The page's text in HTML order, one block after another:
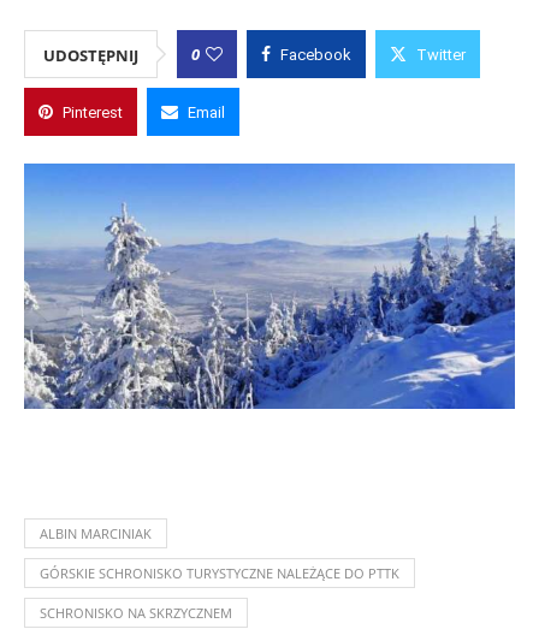
UDOSTĘPNIJ 0 Facebook Twitter
Pinterest Email
ALBIN MARCINIAK
GÓRSKIE SCHRONISKO TURYSTYCZNE NALEŻĄCE DO PTTK
SCHRONISKO NA SKRZYCZNEM